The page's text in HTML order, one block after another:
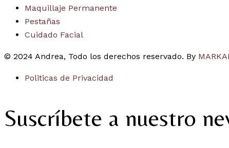
Maquillaje Permanente
Pestañas
Cuidado Facial
© 2024 Andrea, Todo los derechos reservado. By
Politicas de Privacidad
Suscríbete a nuestro